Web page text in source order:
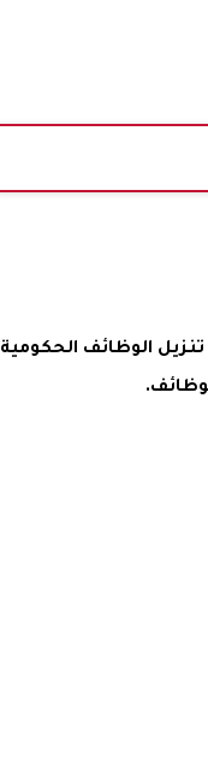
الوظائف الحكومية